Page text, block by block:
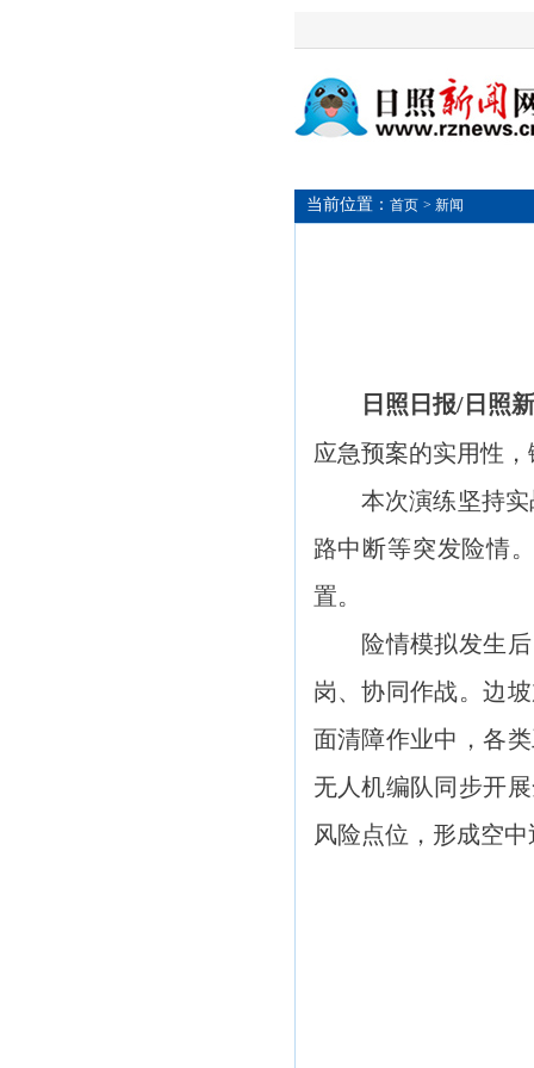
当前位置： 首页 > 新闻
日照日报/日照
应急预案的实用性
本次演练坚持实
路中断等突发险情
置。
险情模拟发生后
岗、协同作战。边
面清障作业中，各
无人机编队同步开
风险点位，形成空